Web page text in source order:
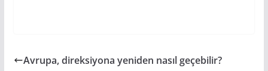
Avrupa, direksiyona yeniden nasıl geçebilir?